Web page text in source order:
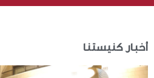
أخبار كنيستنا